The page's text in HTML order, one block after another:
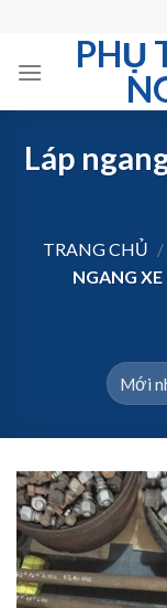
content
PHỤ
Láp
TRANG CHỦ /
NGANG